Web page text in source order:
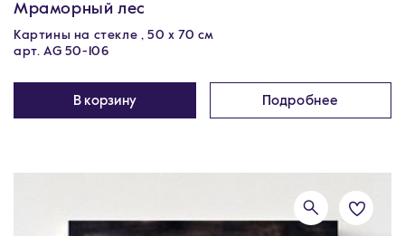
Мраморный лес
Картины на стекле , 50 х 70 см
арт. AG 50-106
В корзину Подробнее